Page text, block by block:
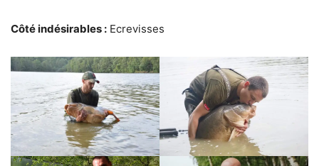
Côté indésirables : Ecrevisses